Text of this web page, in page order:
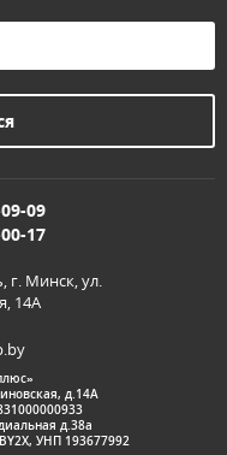
09
17
г. Минск, ул.
14А
д.14А
д.38а
УНП 193677992